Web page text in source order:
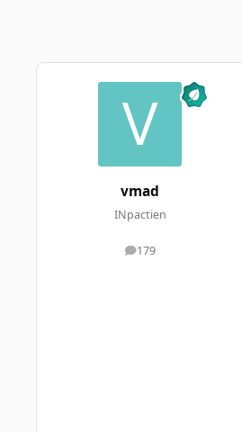
vmad
INpactien
179
messages